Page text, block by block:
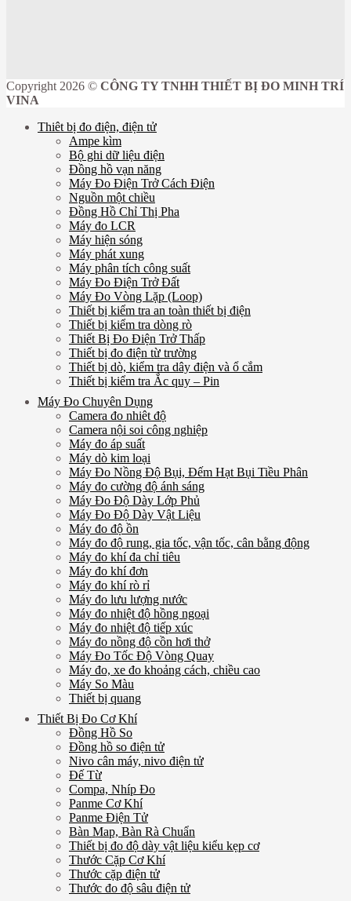
Copyright 2026 © CÔNG TY TNHH THIẾT BỊ ĐO MINH TRÍ
VINA
Thiêt bị đo điện, điện tử
Ampe kìm
Bộ ghi dữ liệu điện
Đồng hồ vạn năng
Máy Đo Điện Trở Cách Điện
Nguồn một chiều
Đồng Hồ Chỉ Thị Pha
Máy đo LCR
Máy hiện sóng
Máy phát xung
Máy phân tích công suất
Máy Đo Điện Trở Đất
Máy Đo Vòng Lặp (Loop)
Thiết bị kiểm tra an toàn thiết bị điện
Thiết bị kiểm tra dòng rò
Thiết Bị Đo Điện Trở Thấp
Thiết bị đo điện từ trường
Thiết bị dò, kiểm tra dây điện và ổ cắm
Thiết bị kiểm tra Ắc quy – Pin
Máy Đo Chuyên Dụng
Camera đo nhiêt độ
Camera nội soi công nghiệp
Máy đo áp suất
Máy dò kim loại
Máy Đo Nồng Độ Bụi, Đếm Hạt Bụi Tiều Phân
Máy đo cường độ ánh sáng
Máy Đo Độ Dày Lớp Phủ
Máy Đo Độ Dày Vật Liệu
Máy đo độ ồn
Máy đo độ rung, gia tốc, vận tốc, cân bằng động
Máy đo khí đa chỉ tiêu
Máy đo khí đơn
Máy đo khí rò rỉ
Máy đo lưu lượng nước
Máy đo nhiệt độ hồng ngoại
Máy đo nhiệt độ tiếp xúc
Máy đo nồng độ cồn hơi thở
Máy Đo Tốc Độ Vòng Quay
Máy đo, xe đo khoảng cách, chiều cao
Máy So Màu
Thiết bị quang
Thiết Bị Đo Cơ Khí
Đồng Hồ So
Đồng hồ so điện tử
Nivo cân máy, nivo điện tử
Đế Từ
Compa, Nhíp Đo
Panme Cơ Khí
Panme Điện Tử
Bàn Map, Bàn Rà Chuẩn
Thiết bị đo độ dày vật liệu kiểu kẹp cơ
Thước Cặp Cơ Khí
Thước cặp điện tử
Thước đo độ sâu điện tử